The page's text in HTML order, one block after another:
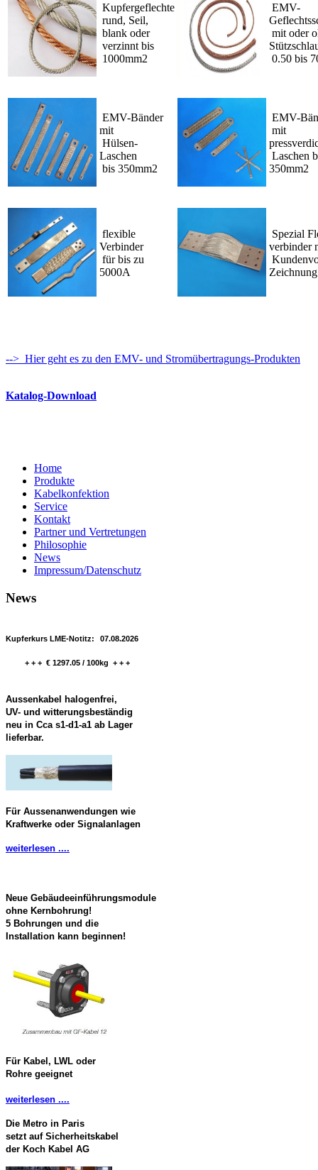
Kupfergeflechte
rund, Seil,
blank oder
verzinnt bis
1000mm2
EMV-
mit oder
0.50 bis
EMV-Bänder
mit
Hülsen-
Laschen
bis 350mm2
EMV-
mit
Laschen
350mm2
flexible
Verbinder
für bis zu
5000A
Spezial
verbinder
Zeichnung
--> Hier geht es zu den EMV- und Stromübertragungs-Produkten
Katalog-Download
Home
Produkte
Kabelkonfektion
Service
Kontakt
Partner und Vertretungen
Philosophie
News
Impressum/Datenschutz
News
Kupferkurs LME-Notitz: 07.08.2026
+ + + € 1297.05 / 100kg + + +
Aussenkabel halogenfrei,
UV- und witterungsbeständig
neu in Cca s1-d1-a1 ab Lager
lieferbar.
Für Aussenanwendungen wie
Kraftwerke oder Signalanlagen
weiterlesen ....
Neue Gebäudeeinführungsmodule
ohne Kernbohrung!
5 Bohrungen und die
Installation kann beginnen!
Für Kabel, LWL oder
Rohre geeignet
weiterlesen ....
Die Metro in Paris
setzt auf Sicherheitskabel
der Koch Kabel AG